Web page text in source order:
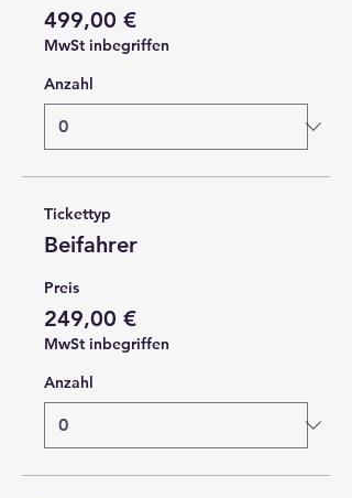
499,00 €
MwSt inbegriffen
Anzahl
Tickettyp
Beifahrer
Preis
249,00 €
MwSt inbegriffen
Anzahl